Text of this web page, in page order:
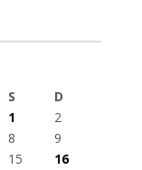
S
D
1
2
8
9
15
16